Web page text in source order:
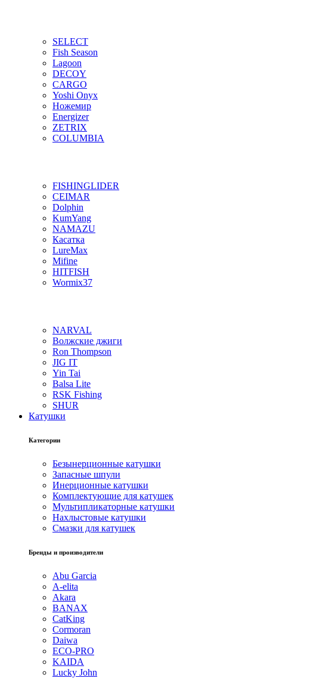
SELECT
Fish Season
Lagoon
DECOY
CARGO
Yoshi Onyx
Ножемир
Energizer
ZETRIX
COLUMBIA
FISHINGLIDER
CEIMAR
Dolphin
KumYang
NAMAZU
Касатка
LureMax
Mifine
HITFISH
Wormix37
NARVAL
Волжские джиги
Ron Thompson
JIG IT
Yin Tai
Balsa Lite
RSK Fishing
SHUR
Катушки
Категории
Безынерционные катушки
Запасные шпули
Инерционные катушки
Комплектующие для катушек
Мультипликаторные катушки
Нахлыстовые катушки
Смазки для катушек
Бренды и производители
Abu Garcia
A-elita
Akara
BANAX
CatKing
Cormoran
Daiwa
ECO-PRO
KAIDA
Lucky John